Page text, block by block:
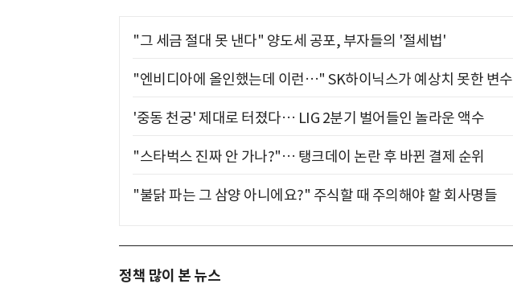
"그 세금 절대 못 낸다" 양도세 공포, 부자들의 '절세법'
"엔비디아에 올인했는데 이런…" SK하이닉스가 예상치 못한 변수
'중동 천궁' 제대로 터졌다… LIG 2분기 벌어들인 놀라운 액수
"스타벅스 진짜 안 가나?"… 탱크데이 논란 후 바뀐 결제 순위
"불닭 파는 그 삼양 아니에요?" 주식할 때 주의해야 할 회사명들
정책 많이 본 뉴스